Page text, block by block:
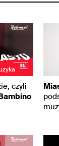
czyli